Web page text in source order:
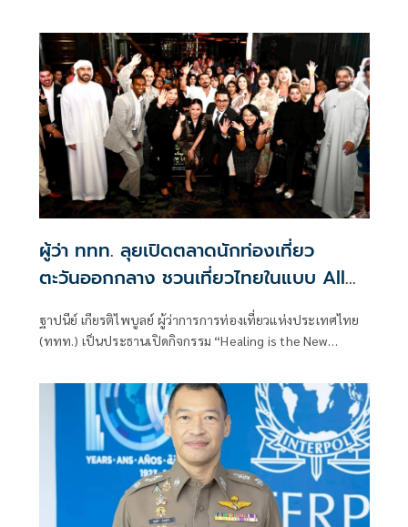
ผู้ว่า ททท. ลุยเปิดตลาดนักท่องเที่ยว
ตะวันออกกลาง ชวนเที่ยวไทยในแบบ All
ฐาปนีย์ เกียรติไพบูลย์ ผู้ว่าการการท่องเที่ยวแห่งประเทศไทย
(ททท.) เป็นประธานเปิดกิจกรรม “Healing is the New
อาหรับเอมิเรตส์ เมื่อวันที่ 8 กรกฎาคมที่ผ่านมา โดยมีนายชาครี
ย์นรทิพย์ เสวิกุล กงสุลใหญ่ เมืองดูไบ สหรัฐอาหรับเอมิเรตส์
เพื่อสื่อสารภาพลักษณ์ประเทศไทยในฐานะจุดหมายปลายทาง
คุณภาพที่ตอบโจทย์การเดินทางยุคใหม่